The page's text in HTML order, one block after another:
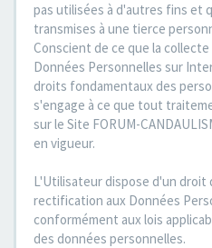
pas utilisées à d'autres fins et
transmises à une tierce
Conscient de ce que la
Données Personnelles sur
droits fondamentaux des
s'engage à ce que tout
sur le Site FORUM-
en vigueur.
L'Utilisateur dispose d'un droit
rectification aux Données
conformément aux lois
des données personnelles.